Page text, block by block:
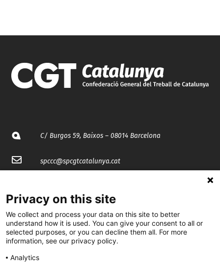
C/ Burgos 59, Baixos – 08014 Barcelona
spccc@spcgtcatalunya.cat
@CGTCatalunya
cgtcatalunya
Privacy on this site
We collect and process your data on this site to better
understand how it is used. You can give your consent to all or
selected purposes, or you can decline them all. For more
information, see our privacy policy.
Analytics